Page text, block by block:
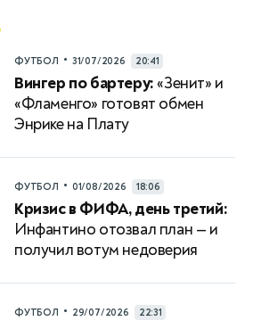
ФУТБОЛ • 31/07/2026 20:41
Вингер по бартеру:«Зенит» и
«Фламенго» готовят обмен
Энрике на Плату
ФУТБОЛ • 01/08/2026 18:06
Кризис в ФИФА, день третий:
Инфантино отозвал план — и
получил вотум недоверия
ФУТБОЛ • 29/07/2026 22:31